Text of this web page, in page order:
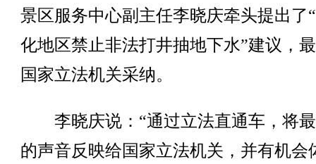
景区服务中心副主任李晓庆牵头提出了
化地区禁止非法打井抽地下水”建议，
国家立法机关采纳。
李晓庆说：“通过立法直通车，将
的声音反映给国家立法机关，并有机会